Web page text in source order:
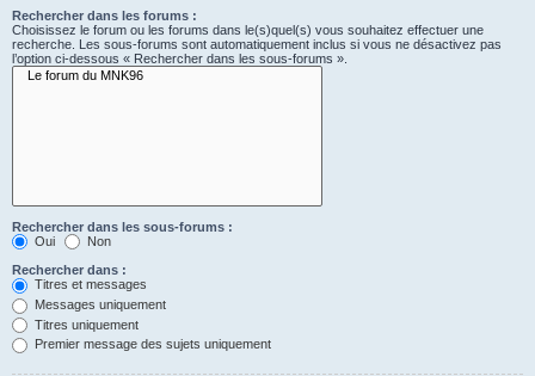
Rechercher dans les forums :
Choisissez le forum ou les forums dans le(s)quel(s) vous souhaitez effectuer une
recherche. Les sous-forums sont automatiquement inclus si vous ne désactivez pas
l’option ci-dessous « Rechercher dans les sous-forums ».
Rechercher dans les sous-forums :
Oui
Non
Rechercher dans :
Titres et messages
Messages uniquement
Titres uniquement
Premier message des sujets uniquement